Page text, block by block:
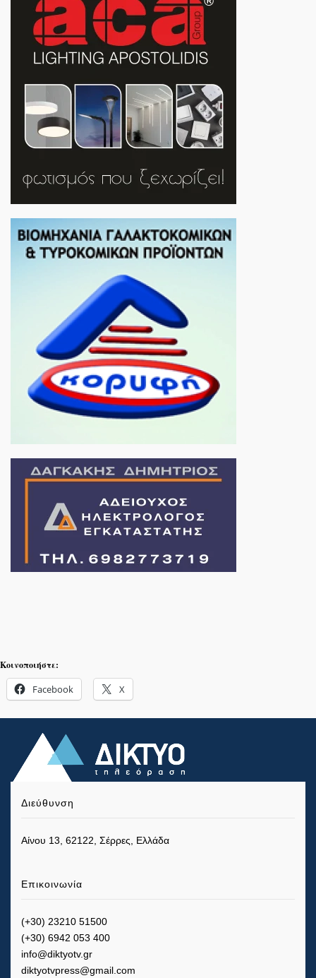
Κοινοποιήστε:
Facebook X
Διεύθυνση
Αίνου 13, 62122, Σέρρες, Ελλάδα
Επικοινωνία
(+30) 23210 51500
(+30) 6942 053 400
info@diktyotv.gr
diktyotvpress@gmail.com